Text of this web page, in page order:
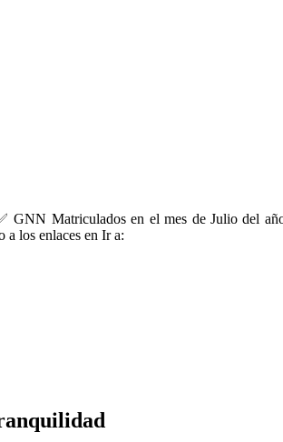
GNN Matriculados en el mes de Julio del
a los enlaces en Ir a: